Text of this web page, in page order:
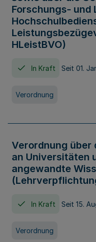
Forschungs- und
HLeistBVO)
In Kraft Seit 01.
Verordnung
Verordnung
an Universitäten
angewandte
In Kraft Seit 15.
Verordnung